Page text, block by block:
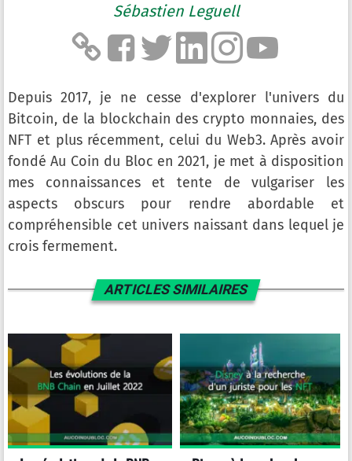
Sébastien Leguell
Depuis 2017, je ne cesse d'explorer l'univers du
Bitcoin, de la blockchain des crypto monnaies, des
NFT et plus récemment, celui du Web3. Après avoir
fondé Au Coin du Bloc en 2021, je met à disposition
mes connaissances et tente de vulgariser les
aspects obscurs pour rendre abordable et
compréhensible cet univers naissant dans lequel je
crois fermement.
ARTICLES SIMILAIRES